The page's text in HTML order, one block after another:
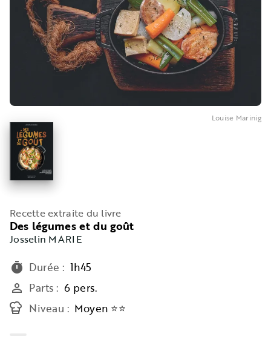
Louise Marinig
Recette extraite du livre
Des légumes et du goût
Josselin MARIE
timer Durée : 1h45
person_outline Parts : 6 pers.
Niveau : Moyen ⭐⭐